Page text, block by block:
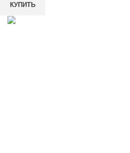
КУПИТЬ